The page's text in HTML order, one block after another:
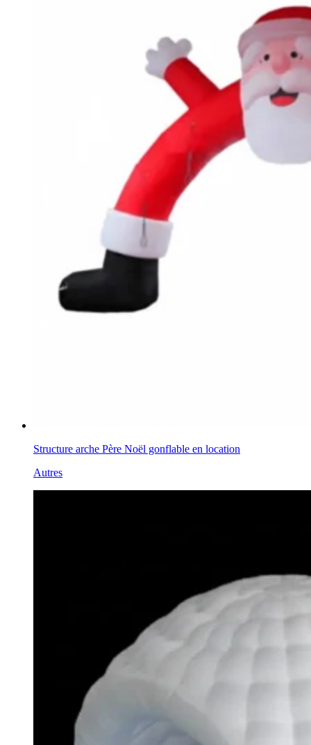
Structure arche Père Noël gonflable en location
Autres